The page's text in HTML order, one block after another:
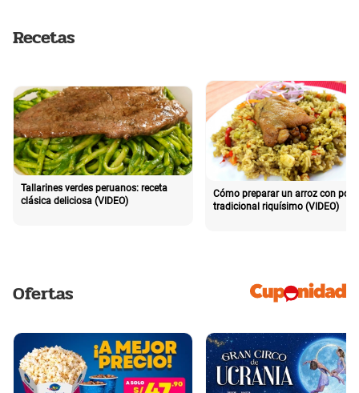
Recetas
Tallarines verdes peruanos: receta
clásica deliciosa (VIDEO)
Cómo preparar un arroz con pollo
tradicional riquísimo (VIDEO)
Ofertas